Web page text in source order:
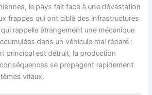
le pays fait face à une dévastation
frappes qui ont ciblé des infrastructures
rappelle étrangement une mécanique
dans un véhicule mal réparé :
principal est détruit, la production
se propagent rapidement
vitaux.